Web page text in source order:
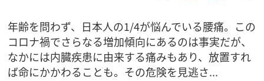
年齢を問わず、日本人の1/4が悩んでいる腰痛。この
コロナ禍でさらなる増加傾向にあるのは事実だが、
なかには内臓疾患に由来する痛みもあり、放置すれ
ば命にかかわることも。その危険を見逃さ...